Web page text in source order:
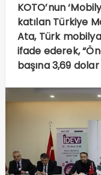
KOTO’nun
katılan Türkiye
Ata, Türk
ifade ederek,
başına 3,69